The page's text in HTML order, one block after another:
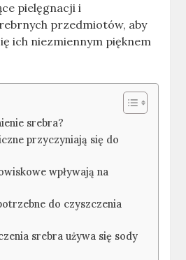
pielęgnacji i
przedmiotów, aby
ich niezmiennym pięknem
srebra?
przyczyniają się do
wpływają na
do czyszczenia
srebra używa się sody